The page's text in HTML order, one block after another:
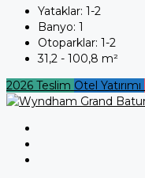
Yataklar: 1-2
Banyo: 1
Otoparklar: 1-2
31,2 - 100,8 m²
2026 Teslim Otel Yatırımı